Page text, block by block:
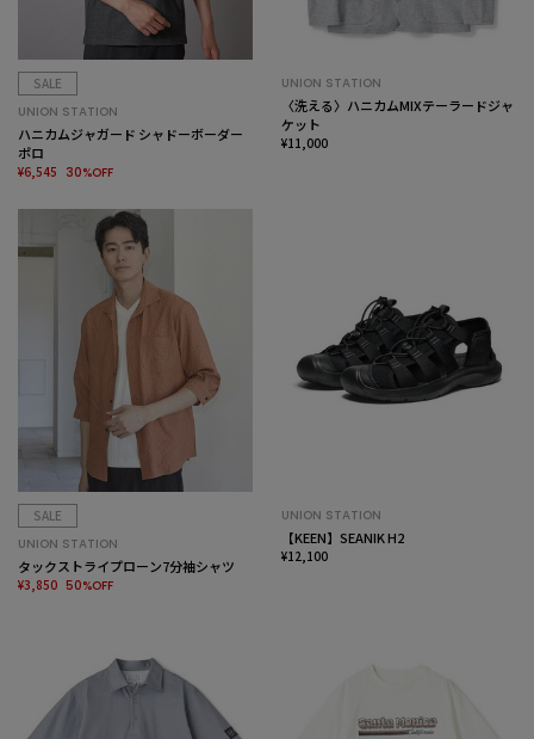
SALE
UNION STATION
ハニカムジャガード シャドーボーダー
ポロ
¥6,545 30%OFF
UNION STATION
〈洗える〉ハニカムMIXテーラードジャ
ケット
¥11,000
SALE
UNION STATION
タックストライプローン7分袖シャツ
¥3,850 50%OFF
UNION STATION
【KEEN】SEANIK H2
¥12,100